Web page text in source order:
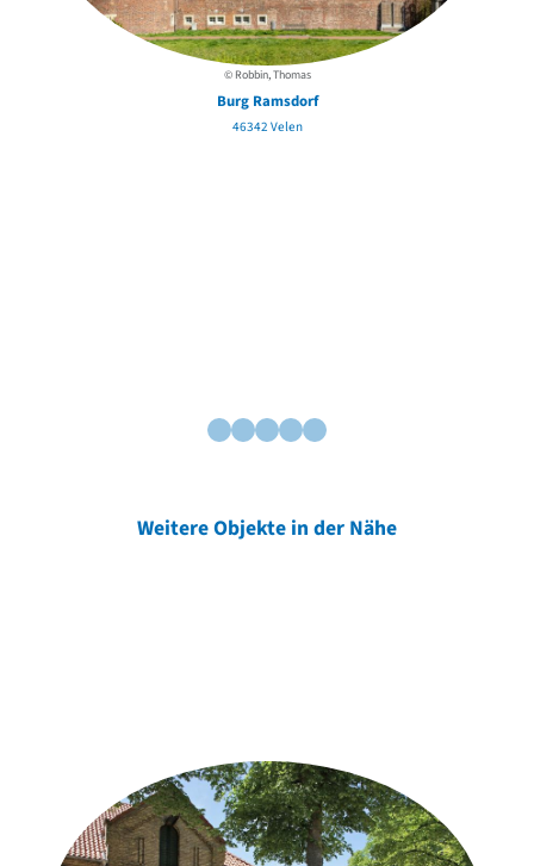
© Robbin, Thomas
Burg Ramsdorf
46342 Velen
Weitere Objekte in der Nähe